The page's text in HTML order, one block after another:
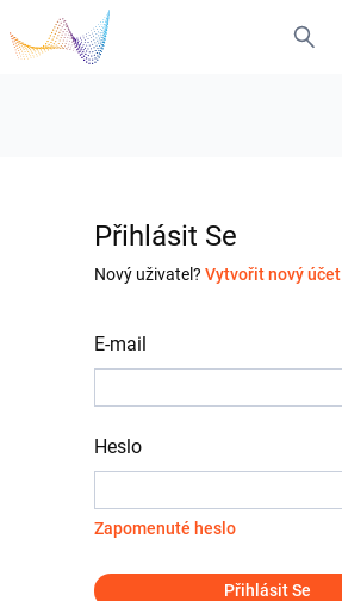
Přihlásit Se
Nový uživatel? Vytvořit nový účet
E-mail
Heslo
Zapomenuté heslo
Přihlásit Se